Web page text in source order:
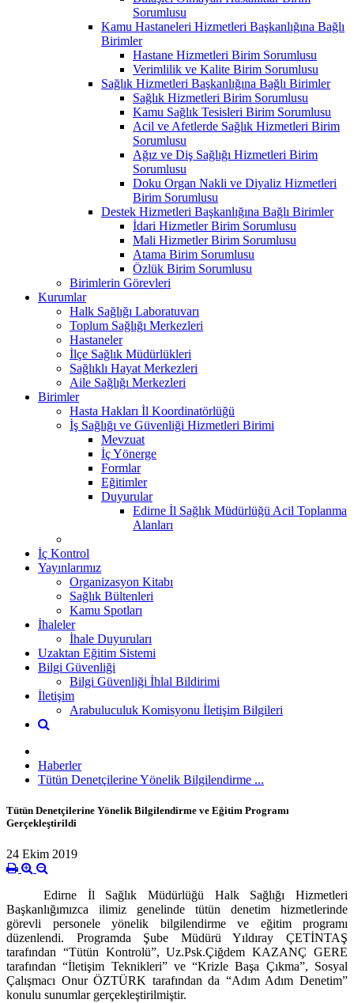
Sorumlusu
Kamu Hastaneleri Hizmetleri Başkanlığına Bağlı
Birimler
Hastane Hizmetleri Birim Sorumlusu
Verimlilik ve Kalite Birim Sorumlusu
Sağlık Hizmetleri Başkanlığına Bağlı Birimler
Sağlık Hizmetleri Birim Sorumlusu
Kamu Sağlık Tesisleri Birim Sorumlusu
Acil ve Afetlerde Sağlık Hizmetleri Birim
Sorumlusu
Ağız ve Diş Sağlığı Hizmetleri Birim
Sorumlusu
Doku Organ Nakli ve Diyaliz Hizmetleri
Birim Sorumlusu
Destek Hizmetleri Başkanlığına Bağlı Birimler
İdari Hizmetler Birim Sorumlusu
Mali Hizmetler Birim Sorumlusu
Atama Birim Sorumlusu
Özlük Birim Sorumlusu
Birimlerin Görevleri
Kurumlar
Halk Sağlığı Laboratuvarı
Toplum Sağlığı Merkezleri
Hastaneler
İlçe Sağlık Müdürlükleri
Sağlıklı Hayat Merkezleri
Aile Sağlığı Merkezleri
Birimler
Hasta Hakları İl Koordinatörlüğü
İş Sağlığı ve Güvenliği Hizmetleri Birimi
Mevzuat
İç Yönerge
Formlar
Eğitimler
Duyurular
Edirne İl Sağlık Müdürlüğü Acil Toplanma
Alanları
İç Kontrol
Yayınlarımız
Organizasyon Kitabı
Sağlık Bültenleri
Kamu Spotları
İhaleler
İhale Duyuruları
Uzaktan Eğitim Sistemi
Bilgi Güvenliği
Bilgi Güvenliği İhlal Bildirimi
İletişim
Arabuluculuk Komisyonu İletişim Bilgileri
Haberler
Tütün Denetçilerine Yönelik Bilgilendirme ...
Tütün Denetçilerine Yönelik Bilgilendirme ve Eğitim Programı
Gerçekleştirildi
24 Ekim 2019
Edirne İl Sağlık Müdürlüğü Halk Sağlığı Hizmetleri
Başkanlığımızca ilimiz genelinde tütün denetim hizmetlerinde
görevli personele yönelik bilgilendirme ve eğitim programı
düzenlendi. Programda Şube Müdürü Yıldıray ÇETİNTAŞ
tarafından “Tütün Kontrolü”, Uz.Psk.Çiğdem KAZANÇ GERE
tarafından “İletişim Teknikleri” ve “Krizle Başa Çıkma”, Sosyal
Çalışmacı Onur ÖZTÜRK tarafından da “Adım Adım Denetim”
konulu sunumlar gerçekleştirilmiştir.